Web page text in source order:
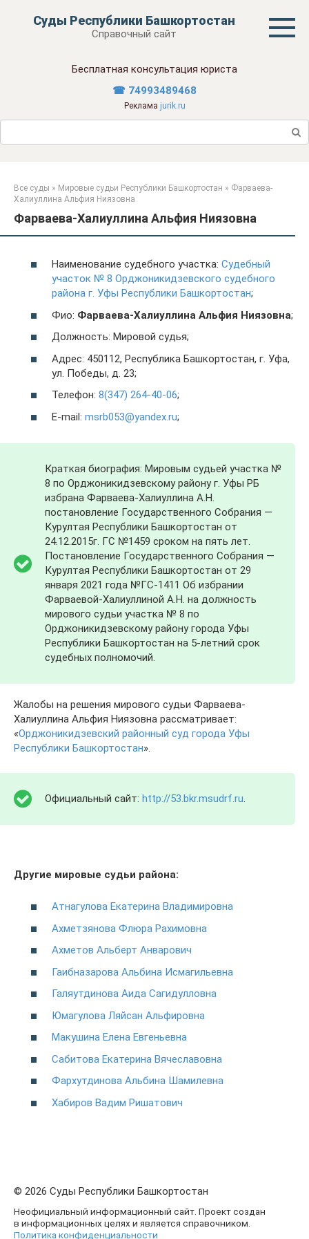
Суды Республики Башкортостан
Справочный сайт
Бесплатная консультация юриста
☎ 74993489468
Реклама jurik.ru
Поиск:
Все суды » Мировые судьи Республики Башкортостан » Фарваева-
Халиуллина Альфия Ниязовна
Фарваева-Халиуллина Альфия Ниязовна
Наименование судебного участка: Судебный
участок № 8 Орджоникидзевского судебного
района г. Уфы Республики Башкортостан;
Фио: Фарваева-Халиуллина Альфия Ниязовна;
Должность: Мировой судья;
Адрес: 450112, Республика Башкортостан, г. Уфа,
ул. Победы, д. 23;
Телефон: 8(347) 264-40-06;
E-mail: msrb053@yandex.ru;
Краткая биография: Мировым судьей участка №
8 по Орджоникидзевскому району г. Уфы РБ
избрана Фарваева-Халиуллина А.Н.
постановление Государственного Собрания —
Курултая Республики Башкортостан от
24.12.2015г. ГС №1459 сроком на пять лет.
Постановление Государственного Собрания —
Курултая Республики Башкортостан от 29
января 2021 года №ГС-1411 Об избрании
Фарваевой-Халиуллиной А.Н. на должность
мирового судьи участка № 8 по
Орджоникидзевскому району города Уфы
Республики Башкортостан на 5-летний срок
судебных полномочий.
Жалобы на решения мирового судьи Фарваева-
Халиуллина Альфия Ниязовна рассматривает:
«Орджоникидзевский районный суд города Уфы
Республики Башкортостан».
Официальный сайт: http://53.bkr.msudrf.ru
Другие мировые судьи района:
Атнагулова Екатерина Владимировна
Ахметзянова Флюра Рахимовна
Ахметов Альберт Анварович
Гаибназарова Альбина Исмагильевна
Галяутдинова Аида Сагидулловна
Юмагулова Ляйсан Альфировна
Макушина Елена Евгеньевна
Сабитова Екатерина Вячеславовна
Фархутдинова Альбина Шамилевна
Хабиров Вадим Ришатович
© 2026 Суды Республики Башкортостан
Неофициальный информационный сайт. Проект создан
в информационных целях и является справочником.
Политика конфиденциальности